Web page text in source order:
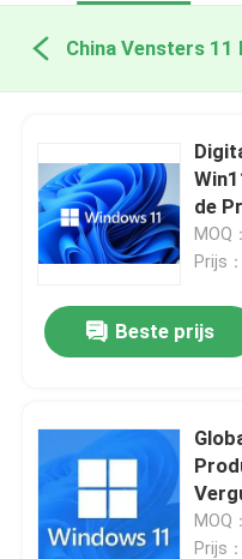
China Vensters 11
Digitaal
de
MOQ
Prijs
Beste prijs
MOQ
Prijs